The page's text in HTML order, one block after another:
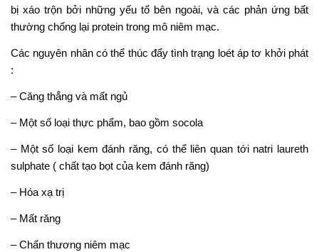
bị xáo trộn bởi những yếu tố bên ngoài, và các phản ứng bất
thường chống lại protein trong mô niêm mạc.
Các nguyên nhân có thể thúc đẩy tình trạng loét áp tơ khởi phát
:
– Căng thẳng và mất ngủ
– Một số loại thực phẩm, bao gồm socola
– Một số loại kem đánh răng, có thể liên quan tới natri laureth
sulphate ( chất tạo bọt của kem đánh răng)
– Hóa xạ trị
– Mất răng
– Chấn thương niêm mạc